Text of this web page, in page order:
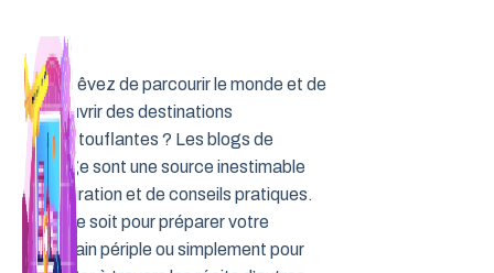
contenuVous rêvez de parcourir le monde et de
découvrir des destinations
époustouflantes ? Les blogs de
voyage sont une source inestimable
d’inspiration et de conseils pratiques.
Que ce soit pour préparer votre
prochain périple ou simplement pour